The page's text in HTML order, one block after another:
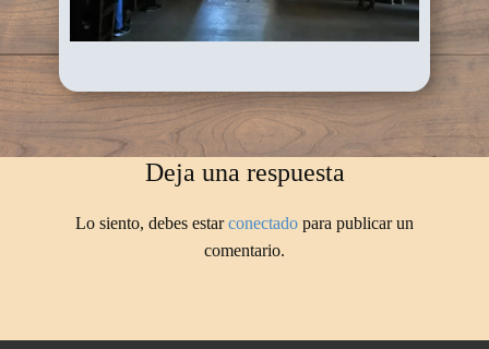
Deja una respuesta
Lo siento, debes estarconectado para publicar un
comentario.